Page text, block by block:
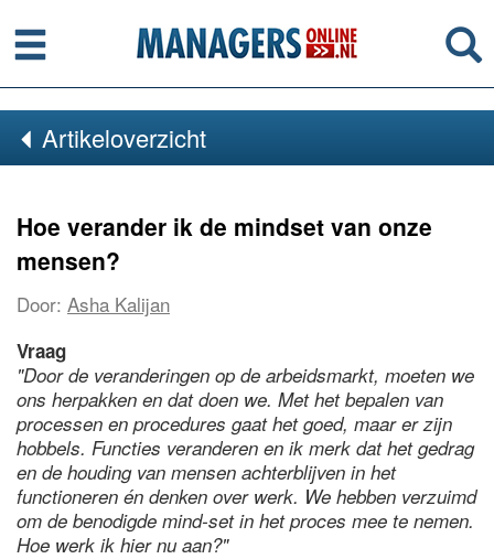
Menu
Artikeloverzicht
Hoe verander ik de mindset van onze
mensen?
Door: Asha Kalijan
Vraag
"Door de veranderingen op de arbeidsmarkt, moeten we
ons herpakken en dat doen we. Met het bepalen van
processen en procedures gaat het goed, maar er zijn
hobbels. Functies veranderen en ik merk dat het gedrag
en de houding van mensen achterblijven in het
functioneren én denken over werk. We hebben verzuimd
om de benodigde mind-set in het proces mee te nemen.
Hoe werk ik hier nu aan?"